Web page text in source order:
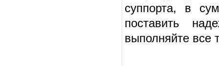
суппорта, в
поставить
выполняйте все